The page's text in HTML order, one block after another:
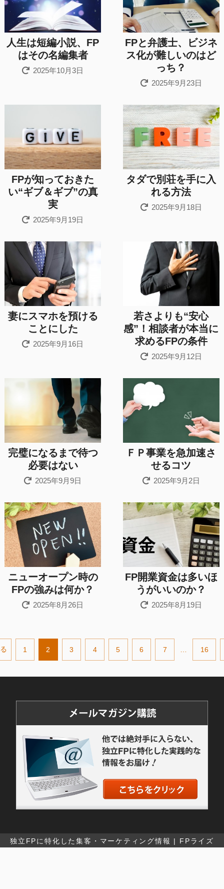
人生は短編小説、FP
はその名編集者
2025年10月3日
FPと弁護士、ビジネ
ス化が難しいのはど
っち？
2025年9月23日
FPが知っておきた
い“ギブ＆ギブ”の真
実
2025年9月19日
タダで別荘を手に入
れる方法
2025年9月18日
妻にスマホを預ける
ことにした
2025年9月16日
若さよりも“安心
感”！相談者が本当に
求めるFPの条件
2025年9月12日
完璧になるまで待つ
必要はない
2025年9月9日
ＦＰ事業を急加速さ
せるコツ
2025年9月2日
ニューオープン時の
FPの強みは何か？
2025年8月26日
FP開業資金は多いほ
うがいいのか？
2025年8月19日
1 2 3 4 5 6 7 16
独立FPに特化した集客・マーケティング情報 | FPライズ